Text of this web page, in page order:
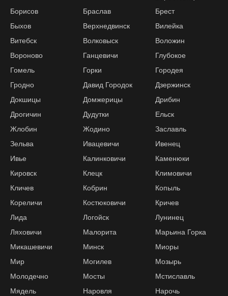
Борисов
Браслав
Брест
Быхов
Верхнедвинск
Вилейка
Витебск
Волковыск
Воложин
Вороново
Ганцевичи
Глубокое
Гомель
Горки
Городея
Гродно
Давид Городок
Дзержинск
Докшицы
Домжерицы
Дрибин
Дрогичин
Дудутки
Ельск
Жлобин
Жодино
Заславль
Зельва
Ивацевичи
Ивенец
Ивье
Калинковичи
Каменюки
Кировск
Клецк
Климовичи
Кличев
Кобрин
Копыль
Кореличи
Костюковичи
Кричев
Лида
Логойск
Лунинец
Ляховичи
Малорита
Марьина Горка
Микашевичи
Минск
Миоры
Мир
Могилев
Мозырь
Молодечно
Мосты
Мстиславль
Мядель
Наровля
Нарочь